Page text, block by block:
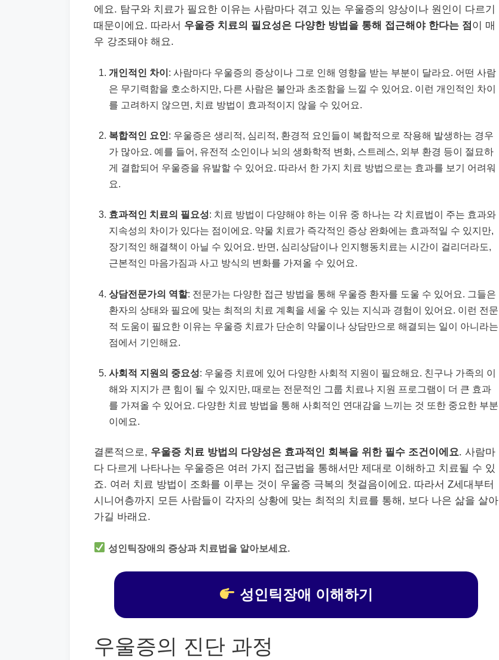
에요. 탐구와 치료가 필요한 이유는 사람마다 겪고 있는 우울증의 양상이나 원인이 다르기
때문이에요. 따라서 우울증 치료의 필요성은 다양한 방법을 통해 접근해야 한다는 점 이 매
우 강조돼야 해요.
개인적인 차이: 사람마다 우울증의 증상이나 그로 인해 영향을 받는 부분이 달라요. 어떤 사람
은 무기력함을 호소하지만, 다른 사람은 불안과 초조함을 느낄 수 있어요. 이런 개인적인 차이
를 고려하지 않으면, 치료 방법이 효과적이지 않을 수 있어요.
복합적인 요인: 우울증은 생리적, 심리적, 환경적 요인들이 복합적으로 작용해 발생하는 경우
가 많아요. 예를 들어, 유전적 소인이나 뇌의 생화학적 변화, 스트레스, 외부 환경 등이 절묘하
게 결합되어 우울증을 유발할 수 있어요. 따라서 한 가지 치료 방법으로는 효과를 보기 어려워
요.
효과적인 치료의 필요성: 치료 방법이 다양해야 하는 이유 중 하나는 각 치료법이 주는 효과와
지속성의 차이가 있다는 점이에요. 약물 치료가 즉각적인 증상 완화에는 효과적일 수 있지만,
장기적인 해결책이 아닐 수 있어요. 반면, 심리상담이나 인지행동치료는 시간이 걸리더라도,
근본적인 마음가짐과 사고 방식의 변화를 가져올 수 있어요.
상담전문가의 역할: 전문가는 다양한 접근 방법을 통해 우울증 환자를 도울 수 있어요. 그들은
환자의 상태와 필요에 맞는 최적의 치료 계획을 세울 수 있는 지식과 경험이 있어요. 이런 전문
적 도움이 필요한 이유는 우울증 치료가 단순히 약물이나 상담만으로 해결되는 일이 아니라는
점에서 기인해요.
사회적 지원의 중요성: 우울증 치료에 있어 다양한 사회적 지원이 필요해요. 친구나 가족의 이
해와 지지가 큰 힘이 될 수 있지만, 때로는 전문적인 그룹 치료나 지원 프로그램이 더 큰 효과
를 가져올 수 있어요. 다양한 치료 방법을 통해 사회적인 연대감을 느끼는 것 또한 중요한 부분
이에요.
결론적으로, 우울증 치료 방법의 다양성은 효과적인 회복을 위한 필수 조건이에요. 사람마
다 다르게 나타나는 우울증은 여러 가지 접근법을 통해서만 제대로 이해하고 치료될 수 있
죠. 여러 치료 방법이 조화를 이루는 것이 우울증 극복의 첫걸음이에요. 따라서 Z세대부터
시니어층까지 모든 사람들이 각자의 상황에 맞는 최적의 치료를 통해, 보다 나은 삶을 살아
가길 바래요.
성인틱장애의 증상과 치료법을 알아보세요.
성인틱장애 이해하기
우울증의 진단 과정